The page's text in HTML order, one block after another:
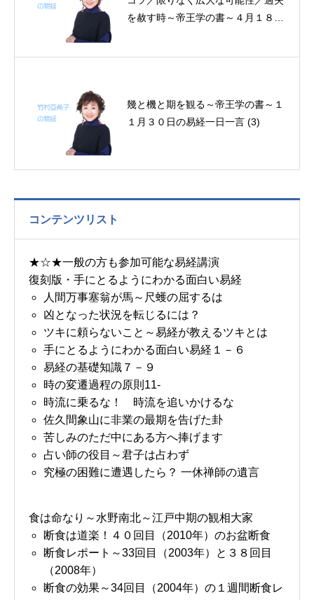
を赦す時～帝王学の書～４月１８日
幾と機と期を観る～帝王学の書～１
１月３０日の易経一日一言 (3)
コンテンツリスト
★☆★一般の方も参加可能な易経講演
復刻版・手にとるようにわかる面白い易経
人間万事塞翁が馬～尺蠖の屈するは
凶となった状況を転じるには？
ツキに頼らないこと～易経が教えるツキとは
手にとるようにわかる面白い易経１－６
易経の基礎知識７－９
時の変遷過程の原則11-
時流に乗るな！ 時流を追いかけるな
佐久間象山に非業の最期を告げた卦
苦しみのただ中にある方へ捧げます
占い師の役目～君子は占わず
究極の困難に遭遇したら？ 一休禅師の遺言
食は命なり～水野南北～江戸中期の観相大家
断食は道楽！４０回目（2010年）のお盆断食
断食レポート～33回目（2003年）と３８回目
（2008年）
断食の効果～34回目（2004年）の１週間断食レ